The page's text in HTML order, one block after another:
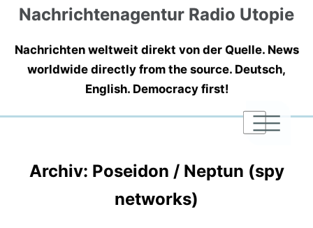
Nachrichtenagentur Radio Utopie
Nachrichten weltweit direkt von der Quelle. News
worldwide directly from the source. Deutsch,
English. Democracy first!
|
|
|
Archiv: Poseidon / Neptun (spy
networks)